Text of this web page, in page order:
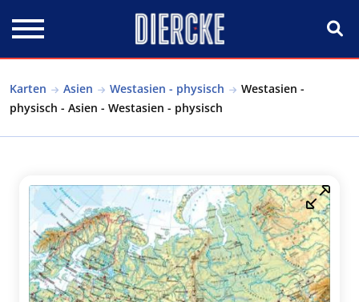
Karten Asien Westasien - physisch
Westasien -
physisch - Asien - Westasien - physisch